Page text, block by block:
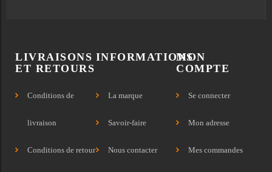
LIVRAISONS
ET RETOURS
Conditions de
livraison
Conditions de retour
INFORMATIONS
La marque
Savoir-faire
Nous contacter
MON
COMPTE
Se connecter
Mon adresse
Mes commandes